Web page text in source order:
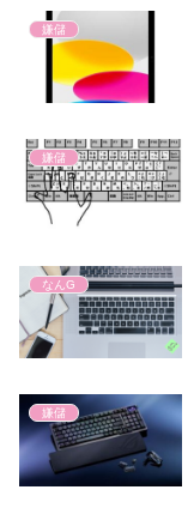
嫌儲
嫌儲
なんG
嫌儲